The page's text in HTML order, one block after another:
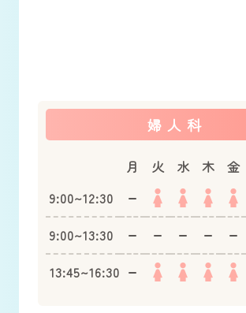
婦人科
月 火 水 木 金
9:00~12:30
9:00~13:30
13:45~16:30